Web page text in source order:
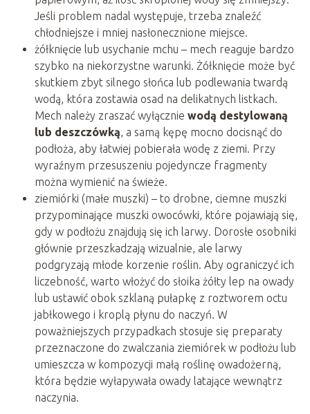
Jeśli problem nadal występuje, trzeba znaleźć
chłodniejsze i mniej nasłonecznione miejsce.
żółknięcie lub usychanie mchu – mech reaguje bardzo
szybko na niekorzystne warunki. Żółknięcie może być
skutkiem zbyt silnego słońca lub podlewania twardą
wodą, która zostawia osad na delikatnych listkach.
Mech należy zraszać wyłącznie wodą destylowaną
lub deszczówką, a samą kępę mocno docisnąć do
podłoża, aby łatwiej pobierała wodę z ziemi. Przy
wyraźnym przesuszeniu pojedyncze fragmenty
można wymienić na świeże.
ziemiórki (małe muszki) – to drobne, ciemne muszki
przypominające muszki owocówki, które pojawiają się,
gdy w podłożu znajdują się ich larwy. Dorosłe osobniki
głównie przeszkadzają wizualnie, ale larwy
podgryzają młode korzenie roślin. Aby ograniczyć ich
liczebność, warto włożyć do słoika żółty lep na owady
lub ustawić obok szklaną pułapkę z roztworem octu
jabłkowego i kroplą płynu do naczyń. W
poważniejszych przypadkach stosuje się preparaty
przeznaczone do zwalczania ziemiórek w podłożu lub
umieszcza w kompozycji małą roślinę owadożerną,
która będzie wyłapywała owady latające wewnątrz
naczynia.